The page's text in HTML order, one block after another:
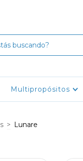
Multipropósitos
> Lunare